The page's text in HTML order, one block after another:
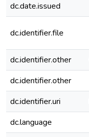
dc.date.issued
dc.identifier.file
dc.identifier.other
dc.identifier.other
dc.identifier.uri
dc.language